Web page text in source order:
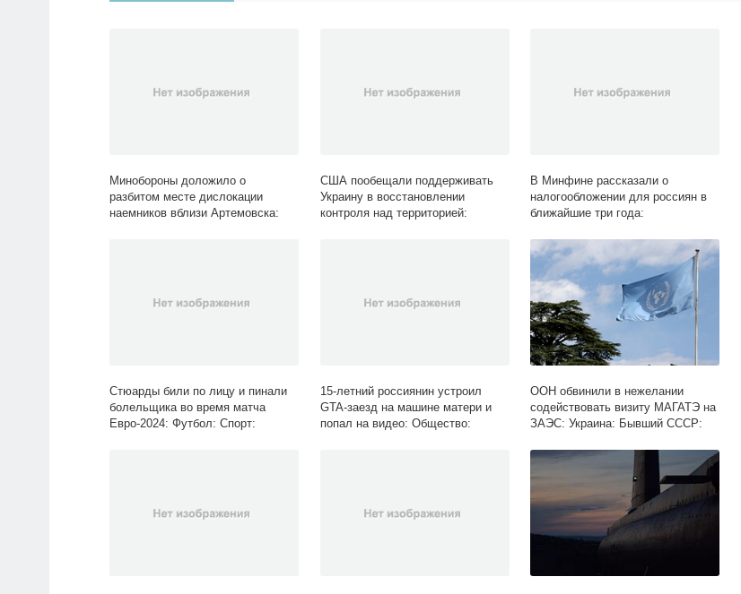
Минобороны доложило о
разбитом месте дислокации
наемников вблизи Артемовска:
США пообещали поддерживать
Украину в восстановлении
контроля над территорией:
В Минфине рассказали о
налогообложении для россиян в
ближайшие три года:
Стюарды били по лицу и пинали
болельщика во время матча
Евро-2024: Футбол: Спорт:
15-летний россиянин устроил
GTA-заезд на машине матери и
попал на видео: Общество:
ООН обвинили в нежелании
содействовать визиту МАГАТЭ на
ЗАЭС: Украина: Бывший СССР: